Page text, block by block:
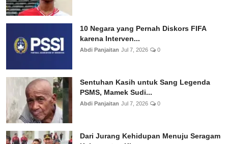
10 Negara yang Pernah Diskors FIFA
karena Interven...
Abdi Panjaitan Jul 7, 2026 0
Sentuhan Kasih untuk Sang Legenda
PSMS, Mamek Sudi...
Abdi Panjaitan Jul 7, 2026 0
Dari Jurang Kehidupan Menuju Seragam